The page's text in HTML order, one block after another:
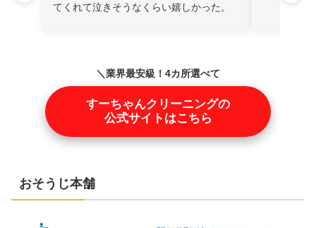
てくれて泣きそうなくらい嬉しかった。
＼業界最安級！4カ所選べて
すーちゃんクリーニングの
公式サイトはこちら
おそうじ本舗